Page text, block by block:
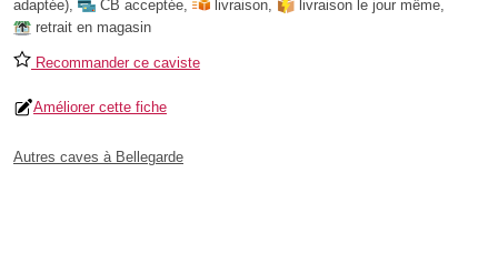
adaptée), CB acceptée, livraison, livraison le jour même,
retrait en magasin
Recommander ce caviste
Améliorer cette fiche
Autres caves à Bellegarde